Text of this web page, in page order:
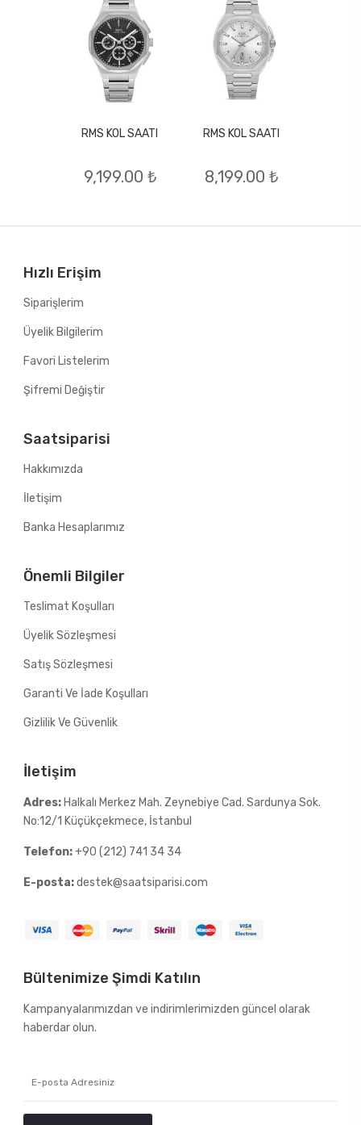
RMS KOL SAATI
9,199.00 ₺
RMS KOL SAATI
8,199.00 ₺
Hızlı Erişim
Siparişlerim
Üyelik Bilgilerim
Favori Listelerim
Şifremi Değiştir
Saatsiparisi
Hakkımızda
İletişim
Banka Hesaplarımız
Önemli Bilgiler
Teslimat Koşulları
Üyelik Sözleşmesi
Satış Sözleşmesi
Garanti Ve İade Koşulları
Gizlilik Ve Güvenlik
İletişim
Adres: Halkalı Merkez Mah. Zeynebiye Cad. Sardunya Sok.
No:12/1 Küçükçekmece, İstanbul
Telefon:+90 (212) 741 34 34
E-posta:destek@saatsiparisi.com
Bültenimize Şimdi Katılın
Kampanyalarımızdan ve indirimlerimizden güncel olarak
haberdar olun.